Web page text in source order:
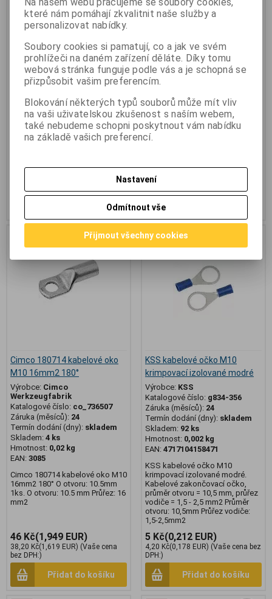
Cimco 180715 kabelové oko
M12 16mm2 180°
Werkzeugfabrik
Katalogové číslo:co_736529
Záruka (měsíců): 24
Termín dodání (dny):skladem
Skladem:10 ks
EAN:3082
Cimco 180715 kabelové oko
180° M12 16mm2 O otvoru:
13mm 1ks. O otvoru: 13 mm
37 Kč(1,568 EUR)
(Vaše cena
Přidat do košíku
Cimco 180725 kabelové oko
M12/25mm2 180°
Werkzeugfabrik
Katalogové číslo: co_736613
Záruka (měsíců): 24
Termín dodání (dny):skladem
Skladem:
Hmotnost:
0,02 kg
EAN:3084
Cimco 180725 kabelové oko
M12/25mm2 180° O otvoru: 13
mm 1ks. O otvoru: 13 mm Průřez:
35,20 Kč(1,492 EUR)
29,20 Kč
bez DPH:)
Výprodej
Cimco 180714 kabelové oko
M10 16mm2 180°
Výrobce: Cimco
Werkzeugfabrik
Katalogové číslo: co_736507
Záruka (měsíců): 24
Termín dodání (dny): skladem
Skladem: 4 ks
Hmotnost: 0,02 kg
EAN: 3085
Cimco 180714 kabelové oko M10
16mm2 180° O otvoru: 10.5mm
1ks. O otvoru: 10.5 mm Průřez: 16
mm2
46 Kč(1,949 EUR)
38,20 Kč(1,619 EUR) (Vaše cena
bez DPH:)
Přidat do košíku
Akce
Výprodej
KSS kabelové očko M10
krimpovací izolované modré
Výrobce: KSS
Katalogové číslo: g834-356
Záruka (měsíců): 24
Termín dodání (dny): skladem
Skladem: 92 ks
Hmotnost: 0,002 kg
EAN: 4717104158471
KSS kabelové očko M10
krimpovací izolované modré.
Kabelové zakončovací očko,
průměr otvoru = 10,5 mm, průřez
vodiče = 1,5 - 2,5 mm2 Průměr
otvoru: 10,5mm Průřez vodiče:
1,5-2,5mm2
5 Kč(0,212 EUR)
4,20 Kč(0,178 EUR) (Vaše cena bez
DPH:)
Přidat do košíku
které nám pomáhají zkvalitnit naše služby a
personalizovat nabídky.
Soubory cookies si pamatují, co a jak ve svém
prohlížeči na daném zařízení děláte. Díky tomu
webová stránka funguje podle vás a je schopná se
přizpůsobit vašim preferencím.
Blokování některých typů souborů může mít vliv
na vaši uživatelskou zkušenost s naším webem,
také nebudeme schopni poskytnout vám nabídku
na základě vašich preferencí.
Nastavení
Odmítnout vše
Přijmout všechny cookies